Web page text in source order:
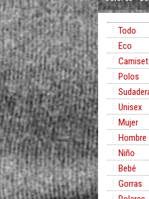
Todo
Eco
Polos
Unisex
Mujer
Hombre
Niño
Bebé
Gorras